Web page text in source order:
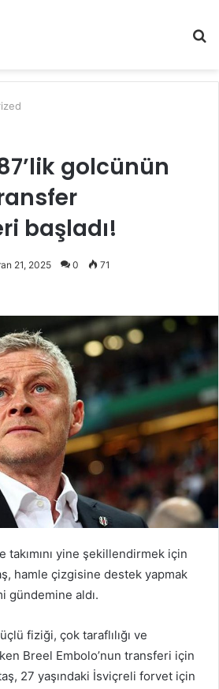
...
golcünün
başladı!
21, 2025 0 71
takımını yine şekillendirmek için
hamle çizgisine destek yapmak
gündemine aldı.
fiziği, çok taraflılığı ve
Breel Embolo’nun transferi için
27 yaşındaki İsviçreli forvet için